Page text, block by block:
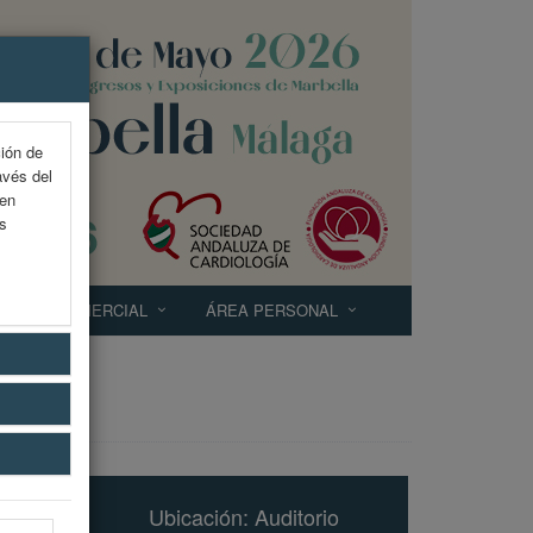
de
del
EXP. COMERCIAL ÁREA PERSONAL
Ubicación: Auditorio